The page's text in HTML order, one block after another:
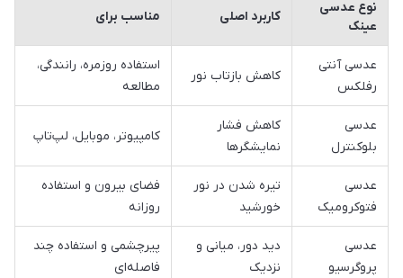
نوع عدسی
عینک
کاربرد اصلی مناسب برای
عدسی آنتی
رفلکس
کاهش بازتاب نور
استفاده روزمره، رانندگی،
مطالعه
عدسی
بلوکنترل
کاهش فشار
نمایشگرها
کامپیوتر، موبایل، لپ‌تاپ
عدسی
فتوکرومیک
تیره شدن در نور
خورشید
فضای بیرون و استفاده
روزانه
عدسی
پروگرسیو
دید دور، میانی و
نزدیک
پیرچشمی و استفاده چند
فاصله‌ای